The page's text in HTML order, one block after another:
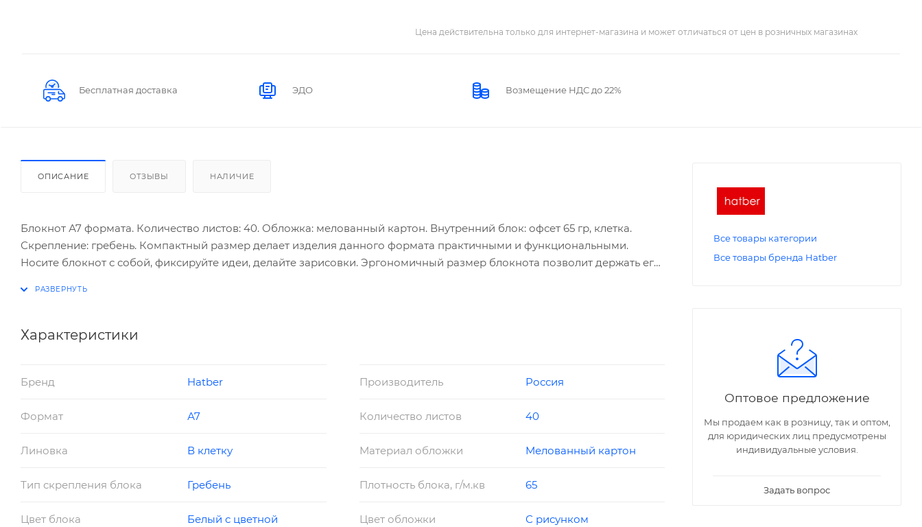
Цена действительна только для интернет-магазина и может отличаться от цен в розничных магазинах
Бесплатная доставка ЭДО Возмещение НДС до 22%
ОПИСАНИЕ ОТЗЫВЫ НАЛИЧИЕ
Блокнот А7 формата. Количество листов: 40. Обложка: мелованный картон. Внутренний блок: офсет 65 гр, клетка.
Скрепление: гребень. Компактный размер делает изделия данного формата практичными и функциональными.
Носите блокнот с собой, фиксируйте идеи, делайте зарисовки. Эргономичный размер блокнота позволит держать его
Характеристики
Бренд Hatber Производитель Россия
Формат А7 Количество листов 40
Линовка В клетку Материал обложки Мелованный картон
Тип скрепления блока Гребень Плотность блока, г/м.кв 65
Цвет блока
Белый с цветной
Цвет обложки С рисунком
Все товары категории
Все товары бренда Hatber
Оптовое предложение
Мы продаем как в розницу, так и оптом,
для юридических лиц предусмотрены
индивидуальные условия.
Задать вопрос